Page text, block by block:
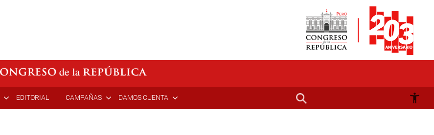
EDITORIAL CAMPAÑAS DAMOS CUENTA